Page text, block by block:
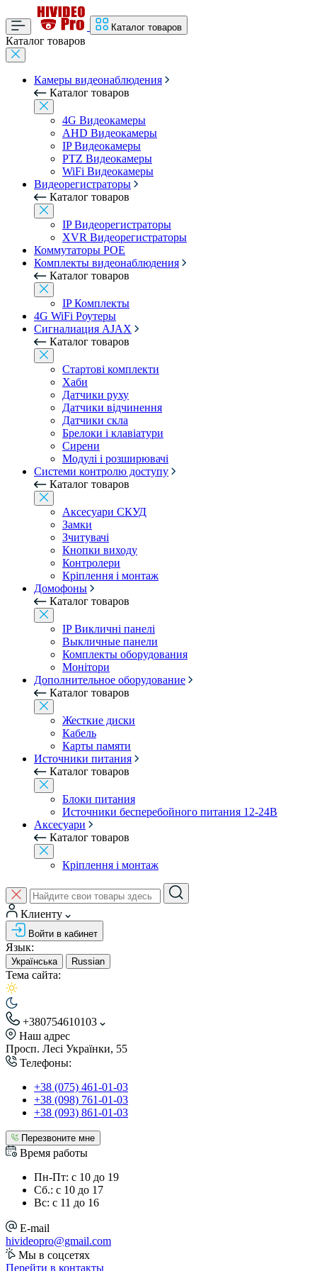
Каталог товаров
Каталог товаров
Камеры видеонаблюдения
Каталог товаров
4G Видеокамеры
AHD Видеокамеры
IP Видеокамеры
PTZ Видеокамеры
WiFi Видеокамеры
Видеорегистраторы
Каталог товаров
IP Видеорегистраторы
XVR Видеорегистраторы
Коммутаторы POE
Комплекты видеонаблюдения
Каталог товаров
IP Комплекты
4G WiFi Роутеры
Сигналиация AJAX
Каталог товаров
Стартові комплекти
Хаби
Датчики руху
Датчики відчинення
Датчики скла
Брелоки і клавіатури
Сирени
Модулі і розширювачі
Системи контролю доступу
Каталог товаров
Аксесуари СКУД
Замки
Зчитувачі
Кнопки виходу
Контролери
Кріплення і монтаж
Домофоны
Каталог товаров
IP Викличні панелі
Выкличные панели
Комплекты оборудования
Монітори
Дополнительное оборудование
Каталог товаров
Жесткие диски
Кабель
Карты памяти
Источники питания
Каталог товаров
Блоки питания
Источники бесперебойного питания 12-24В
Аксесуари
Каталог товаров
Кріплення і монтаж
Клиенту
Войти в кабинет
Язык:
Українська Russian
Тема сайта:
+380754610103
Наш адрес
Просп. Лесі Українки, 55
Телефоны:
+38 (075) 461-01-03
+38 (098) 761-01-03
+38 (093) 861-01-03
Перезвоните мне
Время работы
Пн-Пт: с 10 до 19
Сб.: с 10 до 17
Вс: с 11 до 16
E-mail
hivideopro@gmail.com
Мы в соцсетях
Перейти в контакты